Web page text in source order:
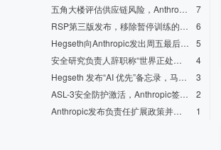
五角大楼评估供应链风险，Anthropic 拒绝“最终报价”
7
RSP第三版发布，移除暂停训练的核心承诺
6
Hegseth向Anthropic发出周五最后通牒
5
安全研究负责人辞职称“世界正处于危险之中”
4
Hegseth 发布“AI 优先”备忘录，马杜罗行动引发摩擦
3
ASL-3安全防护激活，Anthropic签署2亿美元五角大楼合同
2
Anthropic发布负责任扩展政策并持续迭代
1